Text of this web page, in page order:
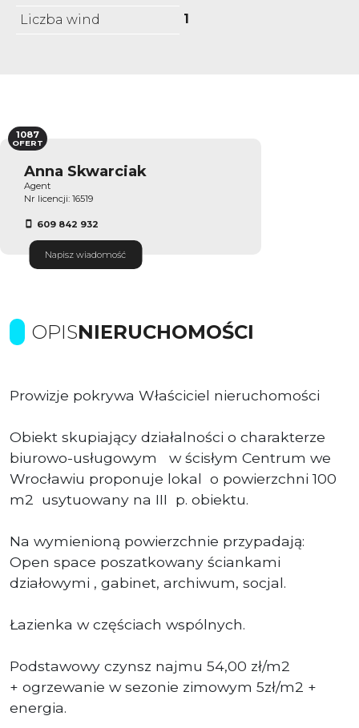
Liczba wind 1
Anna Skwarciak
Agent
Nr licencji: 16519
609 842 932
Napisz wiadomość
1087
OFERT
OPISNIERUCHOMOŚCI
Prowizje pokrywa Właściciel nieruchomości
Obiekt skupiający działalności o charakterze
biurowo-usługowym w ścisłym Centrum we
Wrocławiu proponuje lokal o powierzchni 100
m2 usytuowany na III p. obiektu.
Na wymienioną powierzchnie przypadają:
Open space poszatkowany ściankami
działowymi , gabinet, archiwum, socjal.
Łazienka w częściach wspólnych.
Podstawowy czynsz najmu 54,00 zł/m2
+ ogrzewanie w sezonie zimowym 5zł/m2 +
energia.